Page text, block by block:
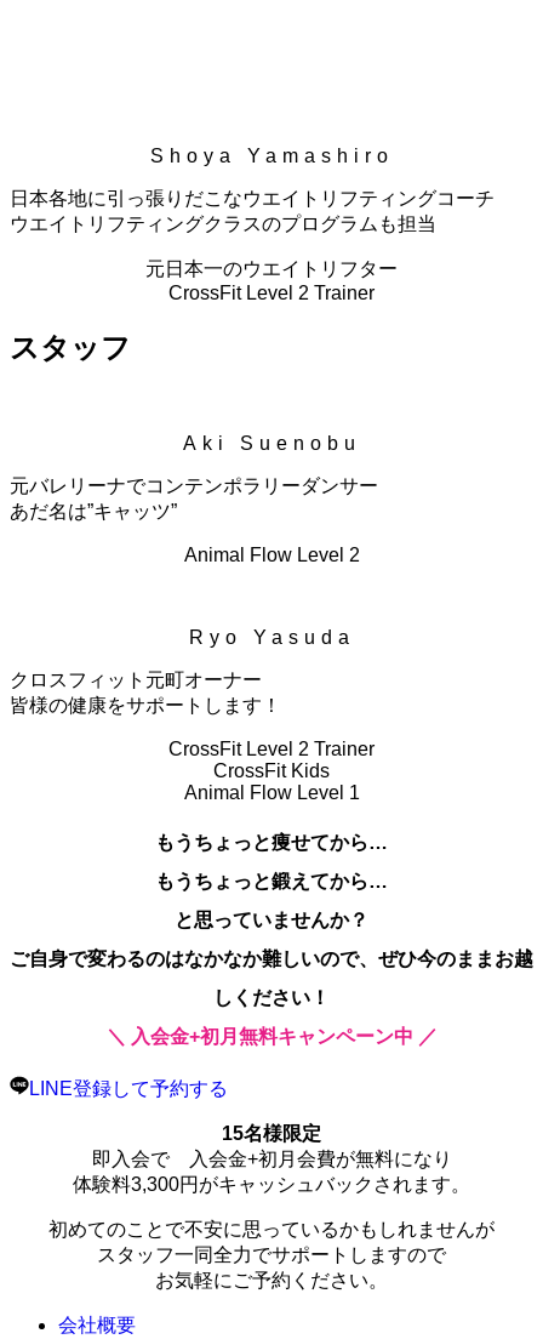
Shoya Yamashiro
日本各地に引っ張りだこなウエイトリフティングコーチ
ウエイトリフティングクラスのプログラムも担当
元日本一のウエイトリフター
CrossFit Level 2 Trainer
スタッフ
Aki Suenobu
元バレリーナでコンテンポラリーダンサー
あだ名は”キャッツ”
Animal Flow Level 2
Ryo Yasuda
クロスフィット元町オーナー
皆様の健康をサポートします！
CrossFit Level 2 Trainer
CrossFit Kids
Animal Flow Level 1
もうちょっと痩せてから…
もうちょっと鍛えてから…
と思っていませんか？
ご自身で変わるのはなかなか難しいので、ぜひ今のままお越
しください！
＼
入会金+初月無料キャンペーン中 ／
LINE登録して予約する
15名様限定
即入会で 入会金+初月会費が無料になり
体験料3,300円がキャッシュバックされます。
初めてのことで不安に思っているかもしれませんが
スタッフ一同全力でサポートしますので
お気軽にご予約ください。
会社概要